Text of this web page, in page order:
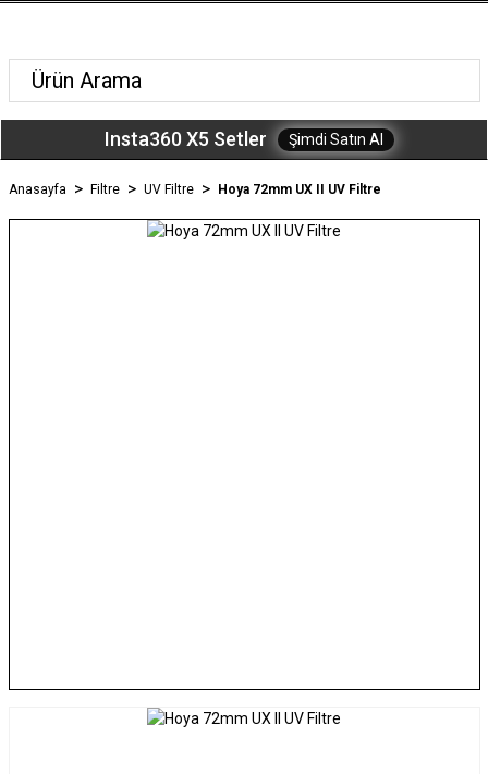
Insta360 X5 Setler Şimdi Satın Al
Anasayfa Filtre UV Filtre Hoya 72mm UX II UV Filtre